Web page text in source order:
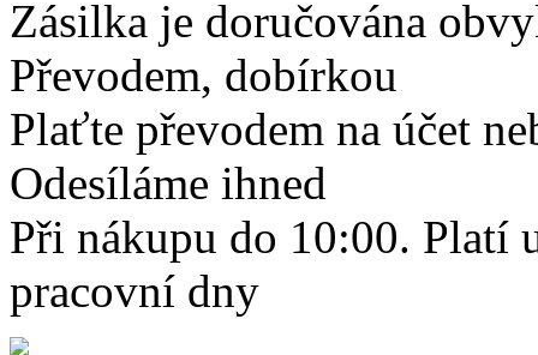
Zásilka je doručována
Převodem, dobírkou
Plaťte převodem na účet
Odesíláme ihned
Při nákupu do 10:00. Platí
pracovní dny